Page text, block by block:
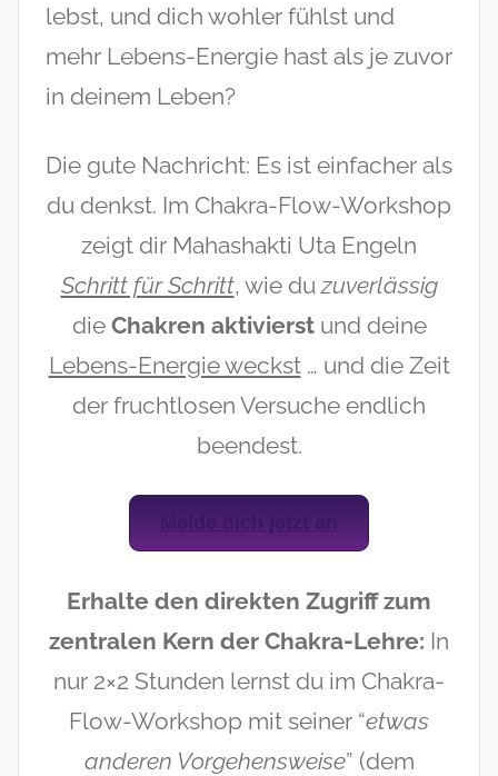
lebst, und dich wohler fühlst und
mehr Lebens-Energie hast als je zuvor
in deinem Leben?
Die gute Nachricht: Es ist einfacher als
du denkst. Im Chakra-Flow-Workshop
zeigt dir Mahashakti Uta Engeln
Schritt für Schritt, wie duzuverlässig
die Chakren aktivierstund deine
Lebens-Energie weckst… und die Zeit
der fruchtlosen Versuche endlich
beendest.
Melde dich jetzt an
Erhalte den direkten Zugriff zum
zentralen Kern der Chakra-Lehre: In
nur 2×2 Stunden lernst du im Chakra-
Flow-Workshop mit seiner “etwas
anderen Vorgehensweise” (dem